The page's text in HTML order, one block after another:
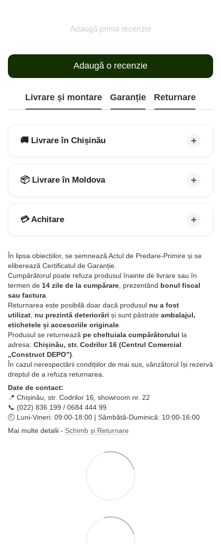
Adaogă prima recenzie
Adaugă o recenzie
Livrare și montare Garanție Returnare
🚚 Livrare în Chișinău
📦 Livrare în Moldova
💳 Achitare
În lipsa obiecțiilor, se semnează Actul de Predare-Primire și se
eliberează Certificatul de Garanție.
Cumpărătorul poate refuza produsul înainte de livrare sau în
termen de 14 zile de la cumpărare , prezentând bonul fiscal
sau factura
Returnarea este posibilă doar dacă produsul nu a fost
utilizat nu prezintă deteriorări și sunt păstrate ambalajul,
etichetele și accesoriile originale
Produsul se returnează pe cheltuiala cumpărătorului la
adresa: Chișinău, str. Codrilor 16 (Centrul Comercial
„Construct DEPO”)
În cazul nerespectării condițiilor de mai sus, vânzătorul își rezervă
dreptul de a refuza returnarea.
Date de contact:
📍 Chișinău, str. Codrilor 16, showroom nr. 22
📞 (022) 836 199 / 0684 444 99
🕘 Luni-Vineri: 09:00-18:00 | Sâmbătă-Duminică: 10:00-16:00
Mai multe detalii - Schimb și Returnare